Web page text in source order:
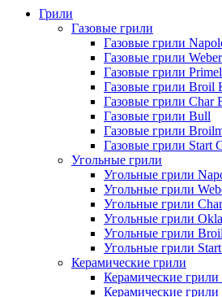
Грили
Газовые грили
Газовые грили
Газовые грили Weber
Газовые грили
Газовые грили Broil
Газовые грили Char
Газовые грили Bull
Газовые грили
Газовые грили Start
Угольные грили
Угольные грили
Угольные грили
Угольные грили
Угольные грили
Угольные грили
Угольные грили
Керамические грили
Керамические
Керамические грили